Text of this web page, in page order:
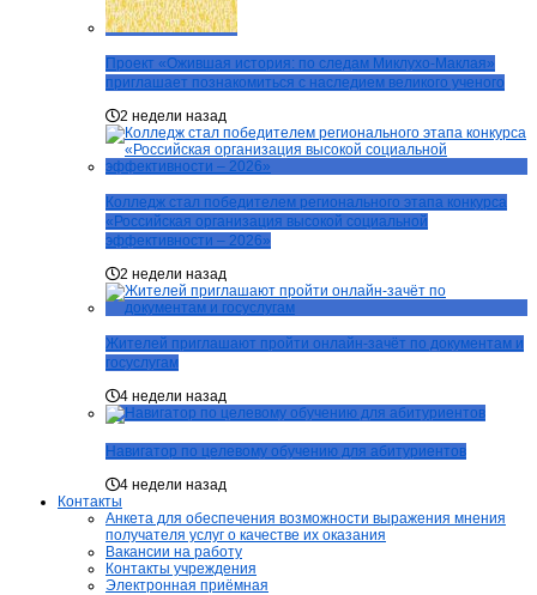
Проект «Ожившая история: по следам Миклухо-Маклая»
приглашает познакомиться с наследием великого ученого
2 недели назад
Колледж стал победителем регионального этапа конкурса
«Российская организация высокой социальной
эффективности – 2026»
2 недели назад
Жителей приглашают пройти онлайн-зачёт по документам и
госуслугам
4 недели назад
Навигатор по целевому обучению для абитуриентов
4 недели назад
Контакты
Анкета для обеспечения возможности выражения мнения
получателя услуг о качестве их оказания
Вакансии на работу
Контакты учреждения
Электронная приёмная